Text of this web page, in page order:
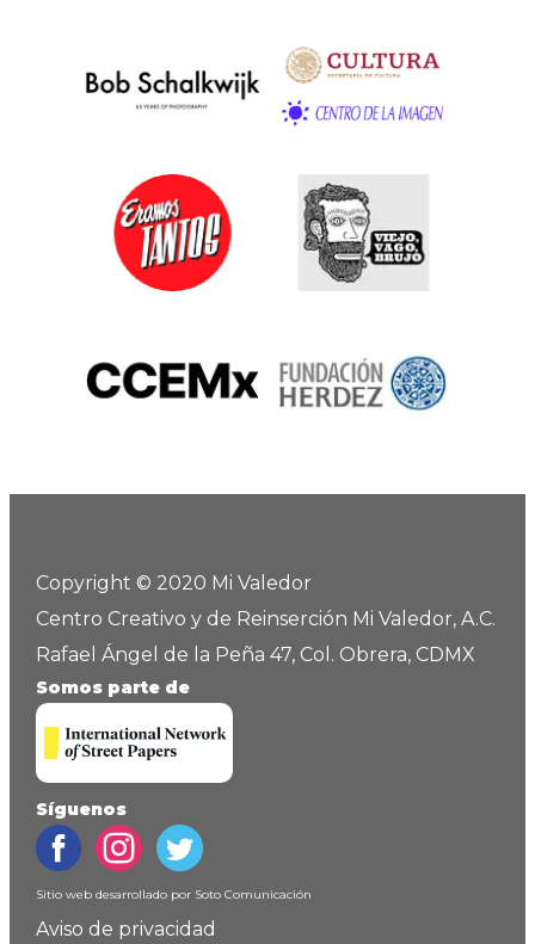
Copyright © 2020 Mi Valedor
Centro Creativo y de Reinserción Mi Valedor, A.C.
Rafael Ángel de la Peña 47, Col. Obrera, CDMX
Somos parte de
Síguenos
Sitio web desarrollado por Soto Comunicación
Aviso de privacidad